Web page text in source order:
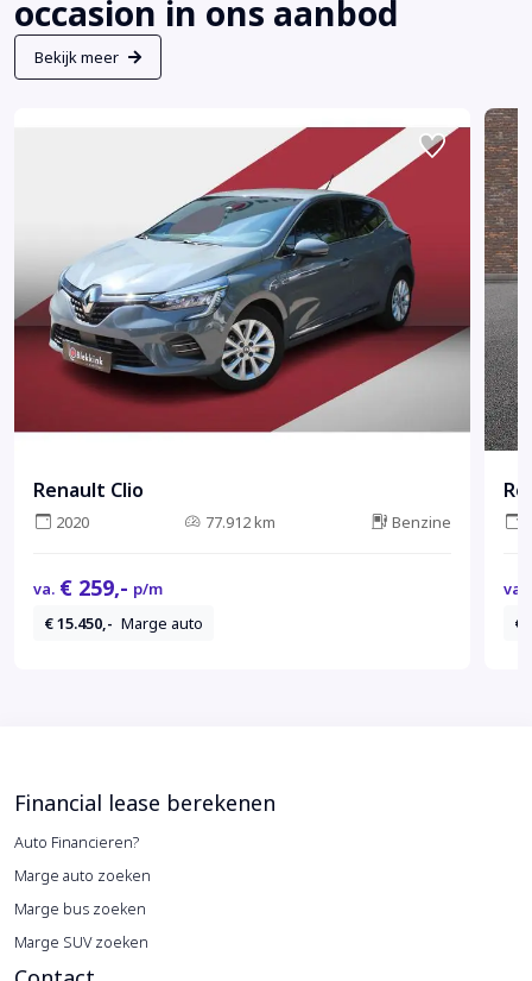
occasion in ons aanbod
Bekijk meer
Renault Clio
2020 77.912 km Benzine
va. € 259,- p/m
€ 15.450,- Marge auto
va.
€
Financial lease berekenen
Auto Financieren?
Marge auto zoeken
Marge bus zoeken
Marge SUV zoeken